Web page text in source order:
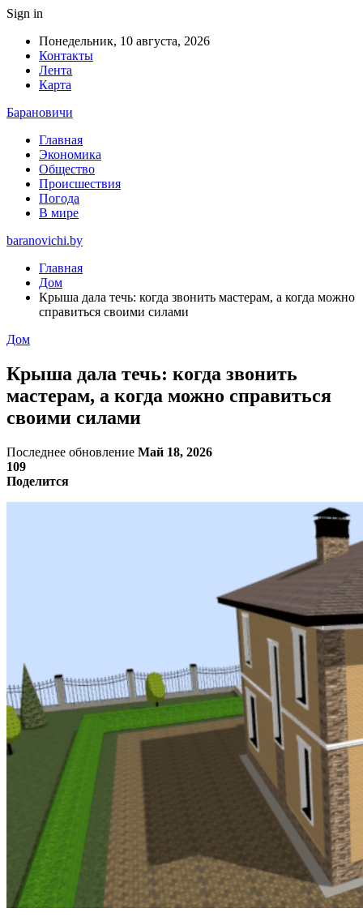
Sign in
Понедельник, 10 августа, 2026
Контакты
Лента
Карта
Барановичи
Главная
Экономика
Общество
Происшествия
Погода
В мире
baranovichi.by
Главная
Дом
Крыша дала течь: когда звонить мастерам, а когда можно
справиться своими силами
Дом
Крыша дала течь: когда звонить
мастерам, а когда можно справиться
своими силами
Последнее обновление Май 18, 2026
109
Поделится